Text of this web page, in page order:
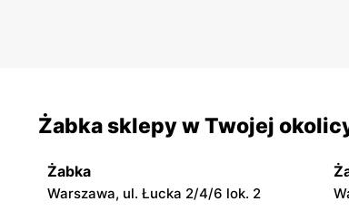
Żabka sklepy w Twojej
Żabka
Warszawa, ul. Łucka 2/4/6 lok. 2